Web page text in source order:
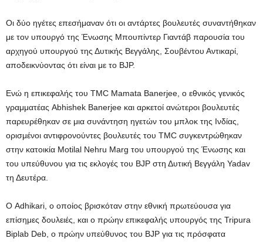
Οι δύο ηγέτες επεσήμαναν ότι οι αντάρτες βουλευτές συναντήθηκαν
με τον υπουργό της Ένωσης Μπουπίντερ Γιαντάβ παρουσία του
αρχηγού υπουργού της Δυτικής Βεγγάλης, Σουβέντου Αντικαρί,
αποδεικνύοντας ότι είναι με το BJP.
Ενώ η επικεφαλής του TMC Mamata Banerjee, ο εθνικός γενικός
γραμματέας Abhishek Banerjee και αρκετοί ανώτεροι βουλευτές
παρευρέθηκαν σε μια συνάντηση ηγετών του μπλοκ της Ινδίας,
ορισμένοι αντιφρονούντες βουλευτές του TMC συγκεντρώθηκαν
στην κατοικία Motilal Nehru Marg του υπουργού της Ένωσης και
του υπεύθυνου για τις εκλογές του BJP στη Δυτική Βεγγάλη Yadav
τη Δευτέρα.
Ο Adhikari, ο οποίος βρισκόταν στην εθνική πρωτεύουσα για
επίσημες δουλειές, και ο πρώην επικεφαλής υπουργός της Tripura
Biplab Deb, ο πρώην υπεύθυνος του BJP για τις πρόσφατα